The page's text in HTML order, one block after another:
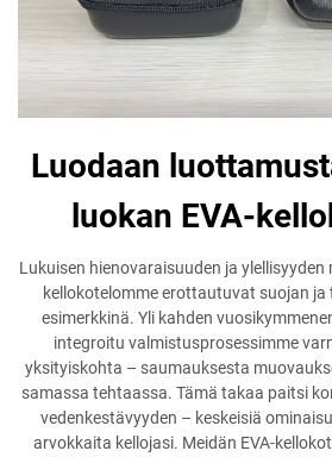
Luodaan
luokan EVA-
Lukuisen hienovaraisuuden ja ylellisyyden
kellokotelomme erottautuvat suojan ja
esimerkkinä. Yli kahden
integroitu valmistusprosessimme
yksityiskohta – saumauksesta
samassa tehtaassa. Tämä takaa paitsi
vedenkestävyyden – keskeisiä
arvokkaita kellojasi. Meidän EVA-